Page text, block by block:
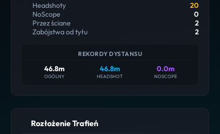
Headshoty
20
NoScope
0
Przez ściane
2
Zabójstwa od tyłu
2
REKORDY DYSTANSU
46.8m
OGÓLNY
46.8m
HEADSHOT
0.0m
NOSCOPE
Rozłożenie Trafień